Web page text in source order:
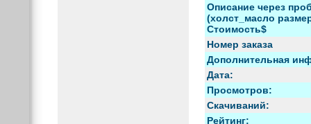
Описание через
(холст_масло
Стоимость$
Номер заказа
Дополнительная
Дата:
Просмотров:
Скачиваний:
Рейтинг: